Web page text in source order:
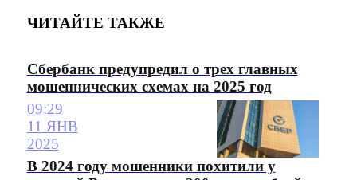
ЧИТАЙТЕ ТАКЖЕ
Сбербанк предупредил о трех главных
мошеннических схемах на 2025 год
09:29
11 ЯНВ
2025
В 2024 году мошенники похитили у